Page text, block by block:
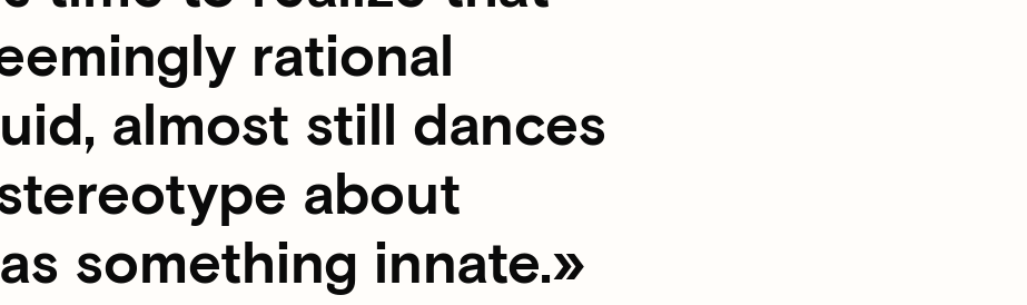
rational
almost still dances
about
something innate.